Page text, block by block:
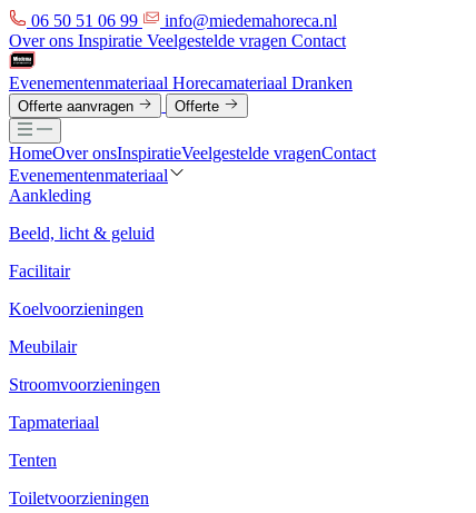
06 50 51 06 99
info@miedemahoreca.nl
Over ons Inspiratie Veelgestelde vragen Contact
Evenementenmateriaal Horecamateriaal Dranken
Offerte aanvragen Offerte
HomeOver onsInspiratieVeelgestelde vragenContact
Evenementenmateriaal
Aankleding
Beeld, licht & geluid
Facilitair
Koelvoorzieningen
Meubilair
Stroomvoorzieningen
Tapmateriaal
Tenten
Toiletvoorzieningen